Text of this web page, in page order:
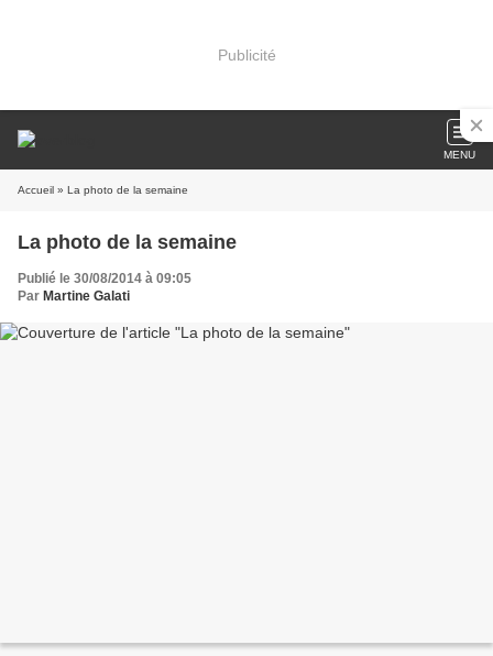
Publicité
MENU
Accueil » La photo de la semaine
La photo de la semaine
Publié le 30/08/2014 à 09:05
Par Martine Galati